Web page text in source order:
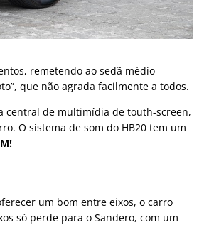
remetendo ao sedã médio
que não agrada facilmente a todos.
central de multimídia de touth-screen,
O sistema de som do HB20 tem um
um bom entre eixos, o carro
só perde para o Sandero, com um